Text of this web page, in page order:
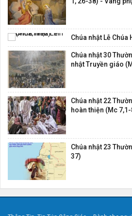
Chúa nhật Lễ Chúa
Chúa nhật 30
nhật Truyền giáo
Chúa nhật 22
hoàn thiện (Mc
Chúa nhật 23
37)